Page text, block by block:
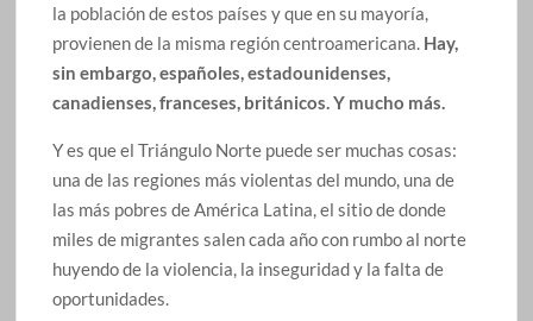
la población de estos países y que en su mayoría,
provienen de la misma región centroamericana. Hay,
sin embargo, españoles, estadounidenses,
canadienses, franceses, británicos. Y mucho más.
Y es que el Triángulo Norte puede ser muchas cosas:
una de las regiones más violentas del mundo, una de
las más pobres de América Latina, el sitio de donde
miles de migrantes salen cada año con rumbo al norte
huyendo de la violencia, la inseguridad y la falta de
oportunidades.